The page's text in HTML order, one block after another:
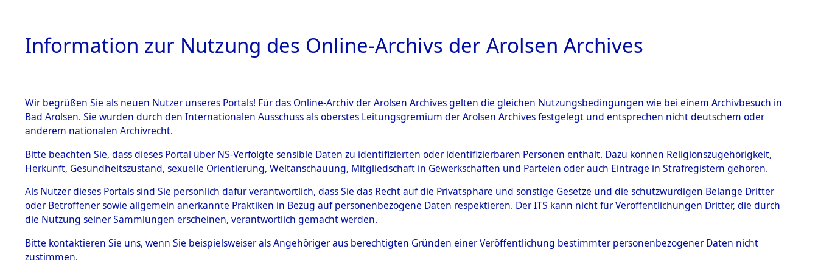
HOME BESTANDSBESCHREIBUNG ARCHIVALE ÜBERSICHT BILD
BESTÄNDE
Inhaftierungsdoku
mente
5. Verschiedenes
Todesmärsche
5.3.1 Alliierte
Ermittlungen zu den Orten Cham - Fronberg.→0001 (84603062)
→0041 (84603104)
0041 (84603104)
Information zur Nutzung des Online-Archivs der Arolsen Archives
Wir begrüßen Sie als neuen Nutzer unseres Portals! Für das Online-Archiv der Arolsen Archives gelten die gleichen Nutzungsbedingungen wie bei einem Archivbesuch in
Bad Arolsen. Sie wurden durch den Internationalen Ausschuss als oberstes Leitungsgremium der Arolsen Archives festgelegt und entsprechen nicht deutschem oder
anderem nationalen Archivrecht.
Bitte beachten Sie, dass dieses Portal über NS-Verfolgte sensible Daten zu identifizierten oder identifizierbaren Personen enthält. Dazu können Religionszugehörigkeit,
Herkunft, Gesundheitszustand, sexuelle Orientierung, Weltanschauung, Mitgliedschaft in Gewerkschaften und Parteien oder auch Einträge in Strafregistern gehören.
Als Nutzer dieses Portals sind Sie persönlich dafür verantwortlich, dass Sie das Recht auf die Privatsphäre und sonstige Gesetze und die schutzwürdigen Belange Dritter
oder Betroffener sowie allgemein anerkannte Praktiken in Bezug auf personenbezogene Daten respektieren. Der ITS kann nicht für Veröffentlichungen Dritter, die durch
die Nutzung seiner Sammlungen erscheinen, verantwortlich gemacht werden.
Bitte kontaktieren Sie uns, wenn Sie beispielsweiser als Angehöriger aus berechtigten Gründen einer Veröffentlichung bestimmter personenbezogener Daten nicht
zustimmen.